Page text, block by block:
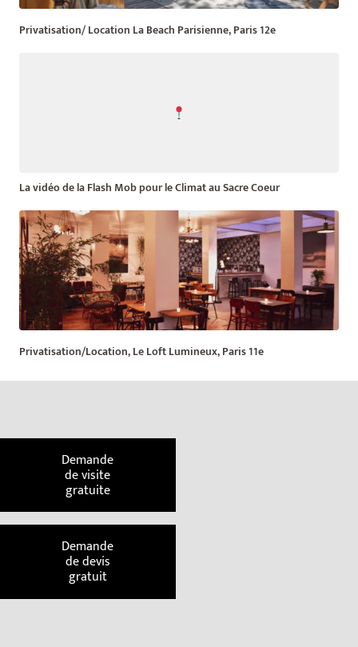
Privatisation/ Location La Beach Parisienne, Paris 12e
La vidéo de la Flash Mob pour le Climat au Sacre Coeur
Privatisation/Location, Le Loft Lumineux, Paris 11e
Demande
de visite
gratuite
Demande
de devis
gratuit